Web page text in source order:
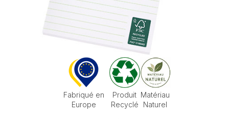
Fabriqué en
Europe
Produit
Recyclé
Matériau
Naturel